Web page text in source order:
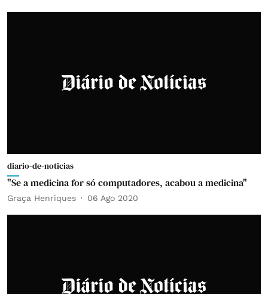
diario-de-noticias
"Se a medicina for só computadores, acabou a medicina"
Graça Henriques 06 Ago 2020